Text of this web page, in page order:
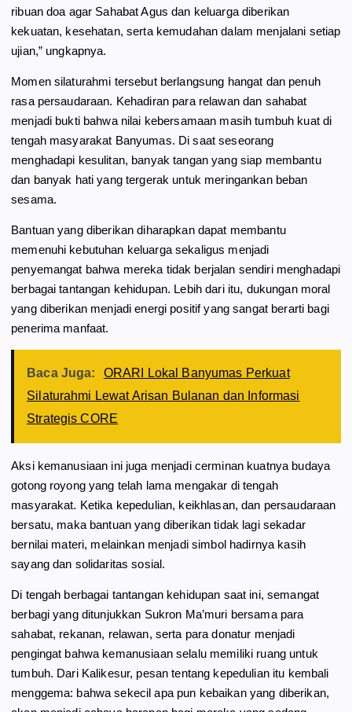
ribuan doa agar Sahabat Agus dan keluarga diberikan
kekuatan, kesehatan, serta kemudahan dalam menjalani setiap
ujian,” ungkapnya.
Momen silaturahmi tersebut berlangsung hangat dan penuh
rasa persaudaraan. Kehadiran para relawan dan sahabat
menjadi bukti bahwa nilai kebersamaan masih tumbuh kuat di
tengah masyarakat Banyumas. Di saat seseorang
menghadapi kesulitan, banyak tangan yang siap membantu
dan banyak hati yang tergerak untuk meringankan beban
sesama.
Bantuan yang diberikan diharapkan dapat membantu
memenuhi kebutuhan keluarga sekaligus menjadi
penyemangat bahwa mereka tidak berjalan sendiri menghadapi
berbagai tantangan kehidupan. Lebih dari itu, dukungan moral
yang diberikan menjadi energi positif yang sangat berarti bagi
penerima manfaat.
Baca Juga:
ORARI Lokal Banyumas Perkuat
Silaturahmi Lewat Arisan Bulanan dan Informasi
Strategis CORE
Aksi kemanusiaan ini juga menjadi cerminan kuatnya budaya
gotong royong yang telah lama mengakar di tengah
masyarakat. Ketika kepedulian, keikhlasan, dan persaudaraan
bersatu, maka bantuan yang diberikan tidak lagi sekadar
bernilai materi, melainkan menjadi simbol hadirnya kasih
sayang dan solidaritas sosial.
Di tengah berbagai tantangan kehidupan saat ini, semangat
berbagi yang ditunjukkan Sukron Ma’muri bersama para
sahabat, rekanan, relawan, serta para donatur menjadi
pengingat bahwa kemanusiaan selalu memiliki ruang untuk
tumbuh. Dari Kalikesur, pesan tentang kepedulian itu kembali
menggema: bahwa sekecil apa pun kebaikan yang diberikan,